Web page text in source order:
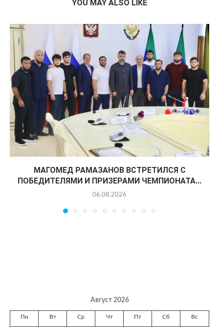
YOU MAY ALSO LIKE
МАГОМЕД РАМАЗАНОВ ВСТРЕТИЛСЯ С
ПОБЕДИТЕЛЯМИ И ПРИЗЕРАМИ ЧЕМПИОНАТА...
06.08.2026
Август 2026
Пн Вт Ср Чт Пт Сб Вс